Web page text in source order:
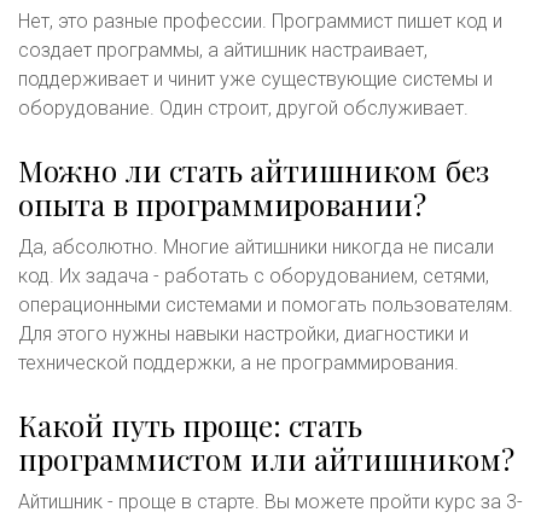
Нет, это разные профессии. Программист пишет код и
создает программы, а айтишник настраивает,
поддерживает и чинит уже существующие системы и
оборудование. Один строит, другой обслуживает.
Можно ли стать айтишником без
опыта в программировании?
Да, абсолютно. Многие айтишники никогда не писали
код. Их задача - работать с оборудованием, сетями,
операционными системами и помогать пользователям.
Для этого нужны навыки настройки, диагностики и
технической поддержки, а не программирования.
Какой путь проще: стать
программистом или айтишником?
Айтишник - проще в старте. Вы можете пройти курс за 3-